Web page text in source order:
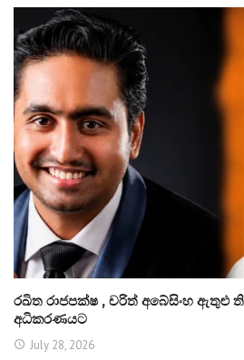
රඛිත රාජපක්ෂ , චරිත් අබේසිංහ ඇතුළු
අධිකරණයට
July 28, 2026